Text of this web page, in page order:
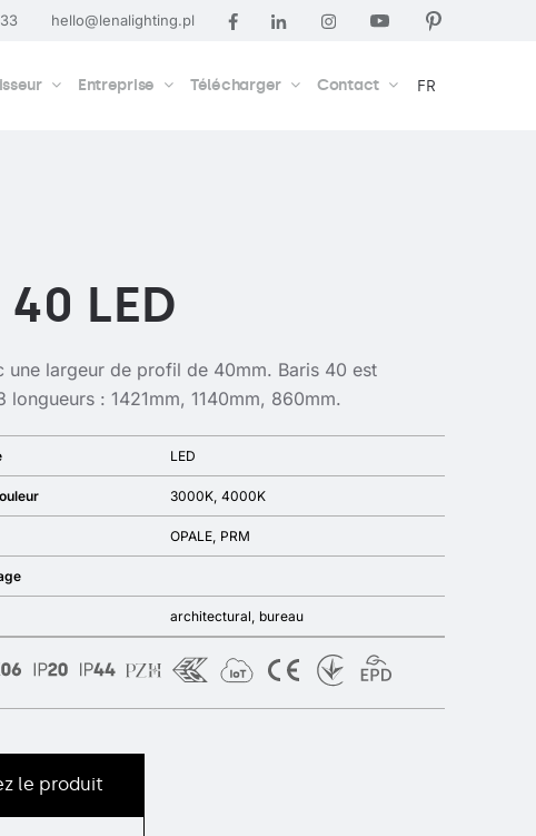
hello@lenalighting.pl
Entreprise Télécharger Contact FR
LED
une largeur de profil de 40mm. Baris 40 est
longueurs : 1421mm, 1140mm, 860mm.
LED
3000K 4000K
OPALE PRM
architectural bureau
le produit